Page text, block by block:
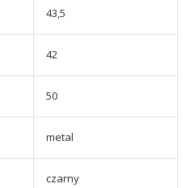
43,5
42
50
metal
czarny